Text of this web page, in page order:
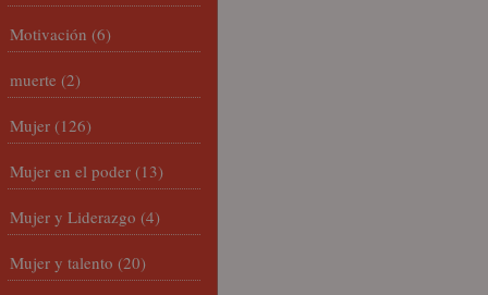
Motivación (6)
muerte (2)
Mujer (126)
Mujer en el poder (13)
Mujer y Liderazgo (4)
Mujer y talento (20)